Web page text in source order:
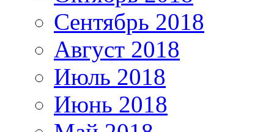
Сентябрь 2018
Август 2018
Июль 2018
Июнь 2018